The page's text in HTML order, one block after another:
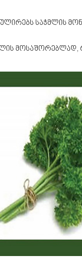
საჭმლის
მოსაშორებლად,